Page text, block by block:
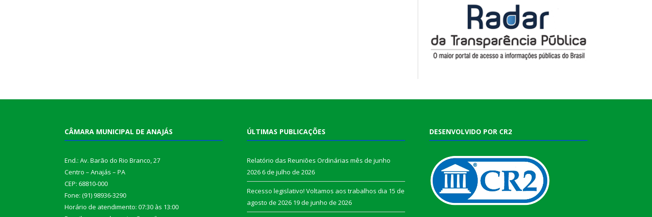
CÂMARA MUNICIPAL DE ANAJÁS
End.: Av. Barão do Rio Branco, 27
Centro – Anajás – PA
CEP: 68810-000
Fone: (91) 98936-3290
Horário de atendimento: 07:30 às 13:00
ÚLTIMAS PUBLICAÇÕES
Relatório das Reuniões Ordinárias mês de junho
20266 de julho de 2026
Recesso legislativo! Voltamos aos trabalhos dia 15 de
agosto de 2026 19 de junho de 2026
DESENVOLVIDO POR CR2